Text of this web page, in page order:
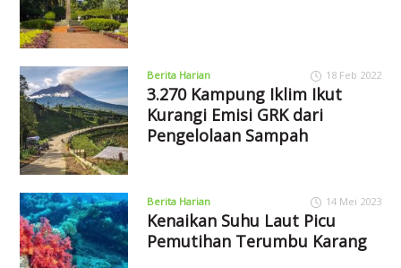
Berita Harian 18 Feb 2022
3.270 Kampung Iklim Ikut
Kurangi Emisi GRK dari
Pengelolaan Sampah
Berita Harian 14 Mei 2023
Kenaikan Suhu Laut Picu
Pemutihan Terumbu Karang